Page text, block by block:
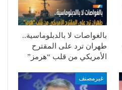
بالغواصات لا بالدبلوماسية..
طهران ترد على المقترح
الأمريكي من قلب “هرمز”
غيرمصنف